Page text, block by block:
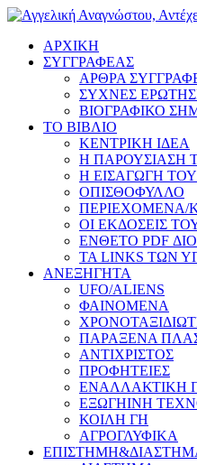
ΑΡΧΙΚΗ
ΣΥΓΓΡΑΦΕΑΣ
ΑΡΘΡΑ
ΣΥΧΝΕΣ
ΒΙΟΓΡΑΦΙΚΟ
ΤΟ ΒΙΒΛΙΟ
ΚΕΝΤΡΙΚΗ ΙΔΕΑ
Η ΠΑΡΟΥΣΙΑΣΗ
Η ΕΙΣΑΓΩΓΗ
ΟΠΙΣΘΟΦΥΛΛΟ
ΠΕΡΙΕΧΟΜΕΝΑ/
ΟΙ ΕΚΔΟΣΕΙΣ
ΕΝΘΕΤΟ PDF
ΤΑ LINKS ΤΩΝ
ΑΝΕΞΗΓΗΤΑ
UFO/ALIENS
ΦΑΙΝΟΜΕΝΑ
ΠΑΡΑΞΕΝΑ
ΑΝΤΙΧΡΙΣΤΟΣ
ΠΡΟΦΗΤΕΙΕΣ
ΕΝΑΛΛΑΚΤΙΚΗ
ΕΞΩΓΗΙΝΗ
ΚΟΙΛΗ ΓΗ
ΑΓΡΟΓΛΥΦΙΚΑ